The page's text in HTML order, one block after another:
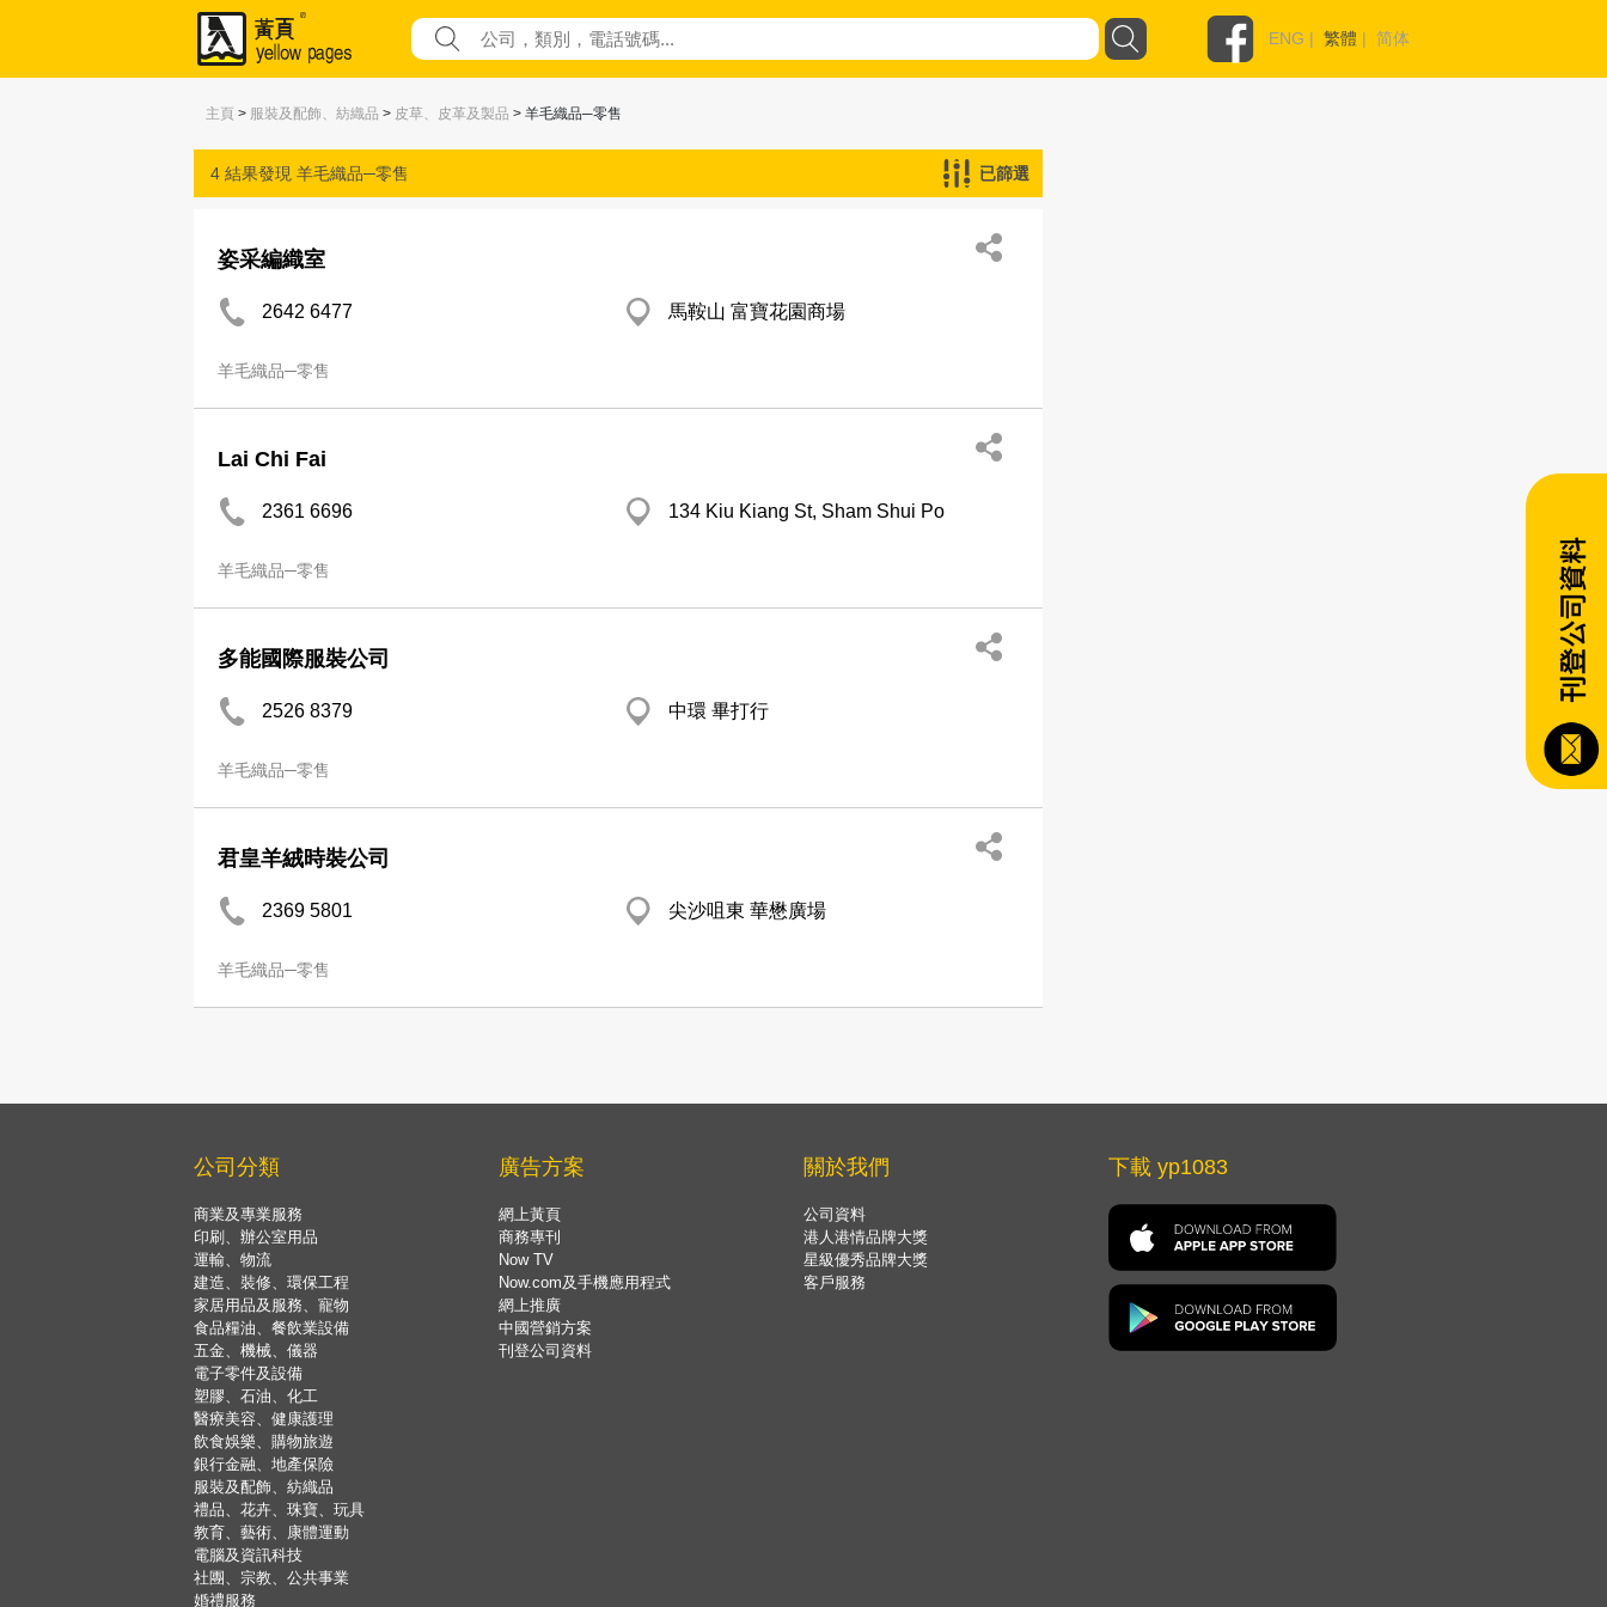
ENG | 繁體 | 简体
主頁 > 服裝及配飾、紡織品 > 皮草、皮革及製品 > 羊毛織品─零售
4 結果發現 羊毛織品─零售 已篩選
姿采編織室
2642 6477 馬鞍山 富寶花園商場
羊毛織品─零售
Lai Chi Fai
2361 6696 134 Kiu Kiang St, Sham Shui Po
羊毛織品─零售
多能國際服裝公司
2526 8379 中環 畢打行
羊毛織品─零售
君皇羊絨時裝公司
2369 5801 尖沙咀東 華懋廣場
羊毛織品─零售
公司分類
商業及專業服務
印刷、辦公室用品
運輸、物流
建造、裝修、環保工程
家居用品及服務、寵物
食品糧油、餐飲業設備
五金、機械、儀器
電子零件及設備
塑膠、石油、化工
醫療美容、健康護理
飲食娛樂、購物旅遊
銀行金融、地產保險
服裝及配飾、紡織品
禮品、花卉、珠寶、玩具
教育、藝術、康體運動
電腦及資訊科技
社團、宗教、公共事業
婚禮服務
廣告方案
網上黃頁
商務專刊
Now TV
Now.com及手機應用程式
網上推廣
中國營銷方案
刊登公司資料
關於我們
公司資料
港人港情品牌大獎
星級優秀品牌大獎
客戶服務
下載 yp1083